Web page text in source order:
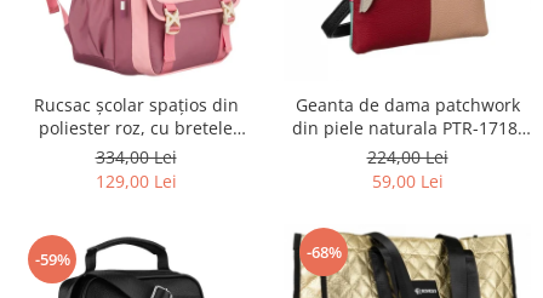
Rucsac școlar spațios din
poliester roz, cu bretele
reglabile - Peterson PTR-PTN
8610-1327 PINK
334,00 Lei
129,00 Lei
Geanta de dama patchwork
din piele naturala PTR-1718-
SKL-6922 MULTI
224,00 Lei
59,00 Lei
-59% -68%